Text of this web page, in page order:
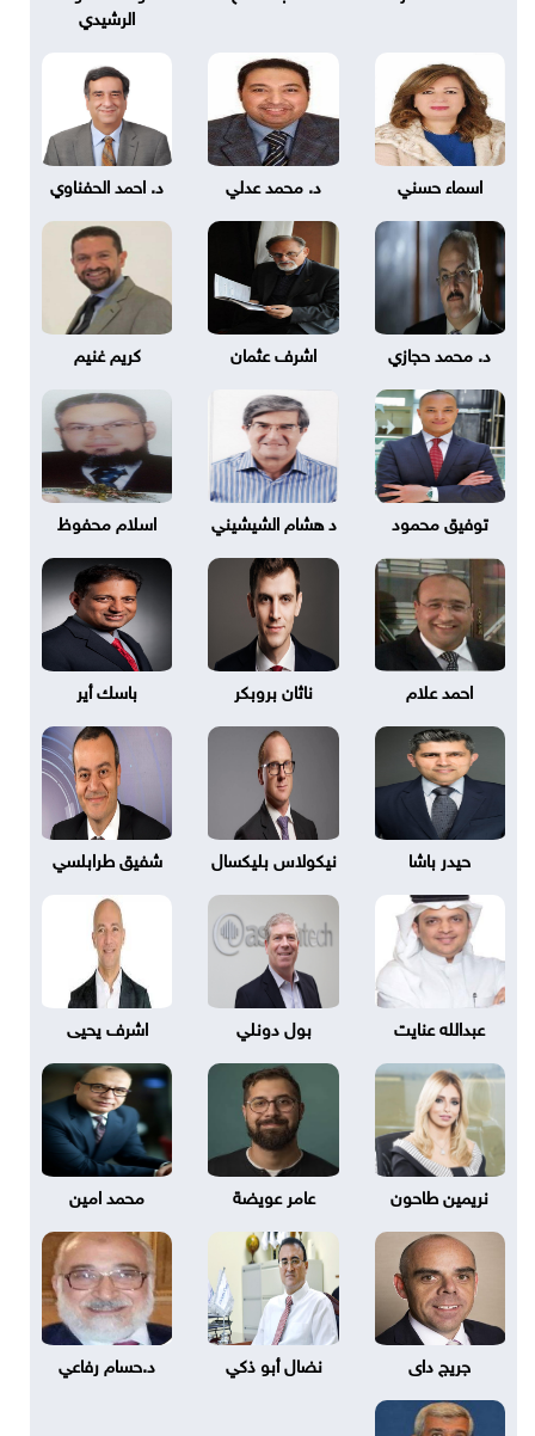
الرشيدي
اسماء حسني د. محمد عدلي د. احمد الحفناوي
د. محمد حجازي اشرف عثمان كريم غنيم
توفيق محمود د هشام الشيشيني اسلام محفوظ
احمد علام ناثان بروبكر باسك أير
حيدر باشا نيكولاس بليكسال شفيق طرابلسي
عبدالله عنايت بول دونلي اشرف يحيى
نريمين طاحون عامر عويضة محمد امين
جريج داى نضال أبو ذكي د.حسام رفاعي